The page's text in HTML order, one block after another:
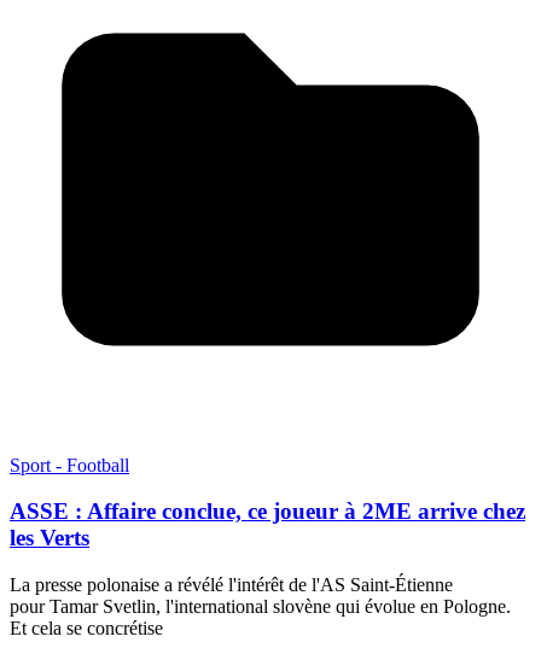
Sport - Football
ASSE : Affaire conclue, ce joueur à 2ME arrive chez
les Verts
La presse polonaise a révélé l'intérêt de l'AS Saint-Étienne
pour Tamar Svetlin, l'international slovène qui évolue en Pologne.
Et cela se concrétise